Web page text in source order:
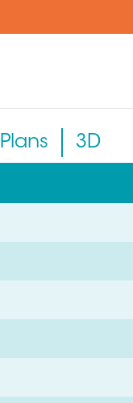
Plans 3D